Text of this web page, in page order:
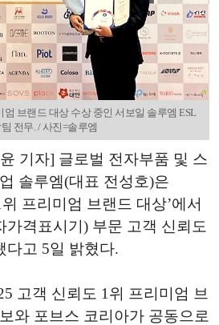
브랜드 대상 수상 중인 서보일 솔루엠 ESL
전무. / 사진=솔루엠
기자] 글로벌 전자부품 및 스
솔루엠(대표 전성호)은
프리미엄 브랜드 대상’에서
가격표시기) 부문 고객 신뢰도
다고 5일 밝혔다.
고객 신뢰도 1위 프리미엄 브
와 포브스 코리아가 공동으로